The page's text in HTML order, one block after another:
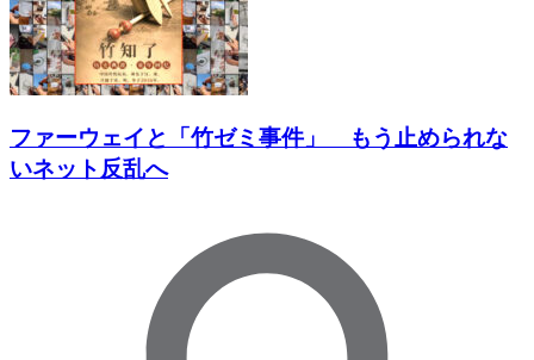
ファーウェイと「竹ゼミ事件」 もう止められな
いネット反乱へ